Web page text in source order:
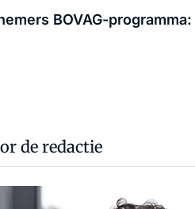
BOVAG-
de redactie